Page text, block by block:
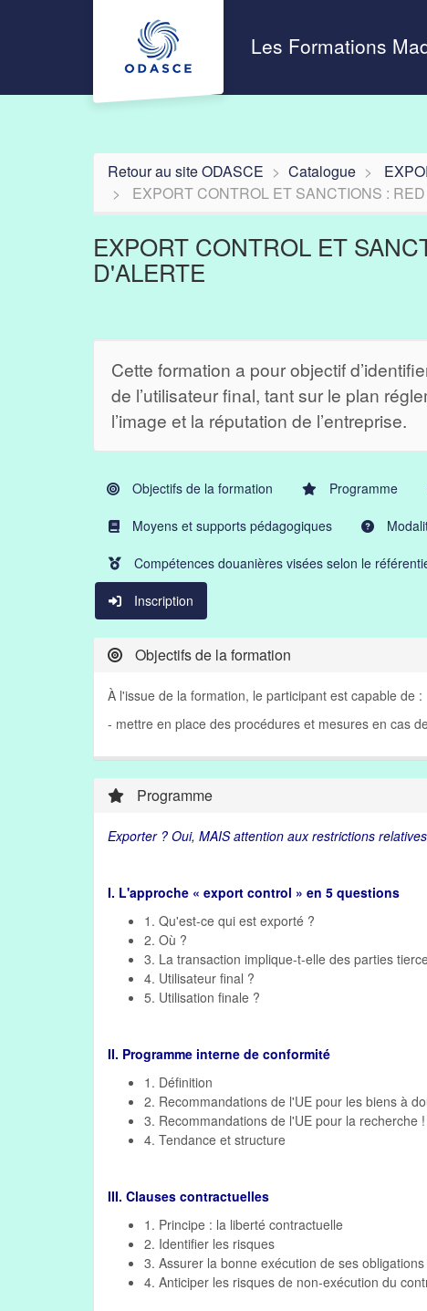
Aller au menu principal
Aller au contenu principal
Personnaliser l'interface
Les Formations
Retour au site ODASCE Catalogue
EXPORT CONTROL ET SANCTIONS :
EXPORT CONTROL ET
D'ALERTE
Cette formation a pour objectif
de l’utilisateur final, tant sur le plan
l’image et la réputation de l’entreprise.
Objectifs de la formation Programme
Moyens et supports pédagogiques
Compétences douanières visées selon le
Inscription
Objectifs de la formation
À l'issue de la formation, le participant est capable de :
- mettre en place des procédures et mesures en cas
Programme
Exporter ? Oui, MAIS attention aux restrictions
I. L'approche « export control » en 5 questions
1. Qu'est-ce qui est exporté ?
2. Où ?
3. La transaction implique-t-elle des parties
4. Utilisateur final ?
5. Utilisation finale ?
II. Programme interne de conformité
1. Définition
2. Recommandations de l'UE pour les biens à
3. Recommandations de l'UE pour la recherche !
4. Tendance et structure
III. Clauses contractuelles
1. Principe : la liberté contractuelle
2. Identifier les risques
3. Assurer la bonne exécution de ses
4. Anticiper les risques de non-exécution du